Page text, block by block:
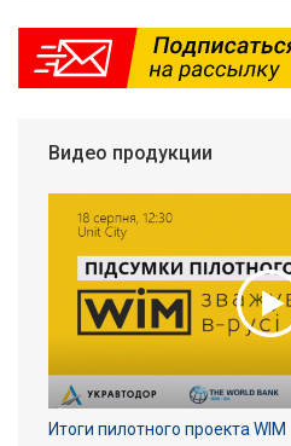
Видео продукции
Итоги пилотного проекта WIM